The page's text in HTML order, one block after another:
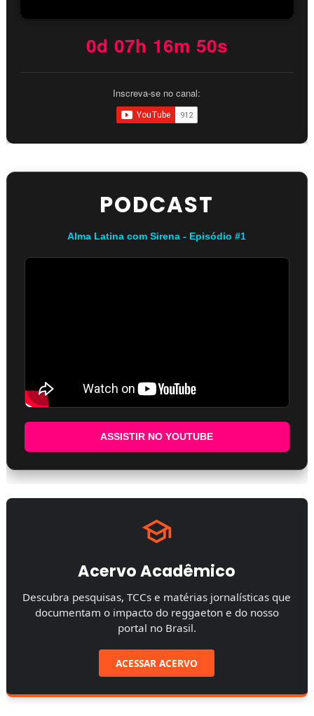
0d 07h 16m 49s
Inscreva-se no canal:
PODCAST
Alma Latina com Sirena - Episódio #1
ASSISTIR NO YOUTUBE
Acervo Acadêmico
Descubra pesquisas, TCCs e matérias jornalísticas que
documentam o impacto do reggaeton e do nosso
portal no Brasil.
ACESSAR ACERVO